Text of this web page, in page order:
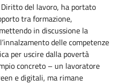
del lavoro, ha portato
tra formazione,
in discussione la
delle competenze
per uscire dalla povertà
concreto – un lavoratore
e digitali, ma rimane